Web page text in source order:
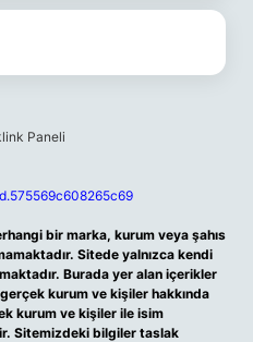
bir marka, kurum veya şahıs
Sitede yalnızca kendi
Burada yer alan içerikler
kurum ve kişiler hakkında
kurum ve kişiler ile isim
Sitemizdeki bilgiler taslak